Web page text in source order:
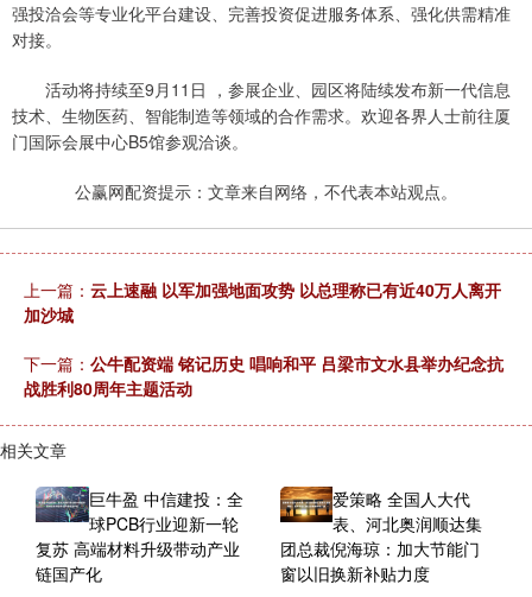
强投洽会等专业化平台建设、完善投资促进服务体系、强化供需精准
对接。
活动将持续至9月11日 ，参展企业、园区将陆续发布新一代信息
技术、生物医药、智能制造等领域的合作需求。欢迎各界人士前往厦
门国际会展中心B5馆参观洽谈。
公赢网配资提示：文章来自网络，不代表本站观点。
上一篇： 云上速融 以军加强地面攻势 以总理称已有近40万人离开
加沙城
下一篇： 公牛配资端 铭记历史 唱响和平 吕梁市文水县举办纪念抗
战胜利80周年主题活动
相关文章
巨牛盈 中信建投：全
球PCB行业迎新一轮
复苏 高端材料升级带动产业
链国产化
爱策略 全国人大代
表、河北奥润顺达集
团总裁倪海琼：加大节能门
窗以旧换新补贴力度